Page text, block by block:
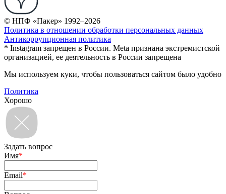
© НПФ «Пакер» 1992–2026
Политика в отношении обработки персональных данных
Антикоррупционная политика
* Instagram запрещен в России. Meta признана экстремистской
организацией, ее деятельность в России запрещена
Мы используем куки, чтобы пользоваться сайтом было удобно
Политика
Хорошо
Задать вопрос
Имя*
Email*